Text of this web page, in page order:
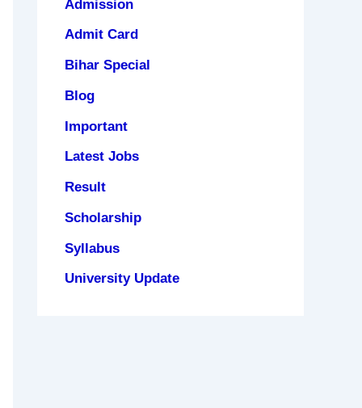
Admission
Admit Card
Bihar Special
Blog
Important
Latest Jobs
Result
Scholarship
Syllabus
University Update